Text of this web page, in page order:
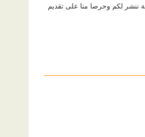
ننشر لكم وحرصا منا على تقديم